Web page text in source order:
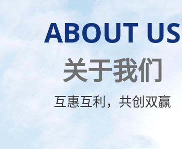
ABOUT US
关于我们
互惠互利，共创双赢